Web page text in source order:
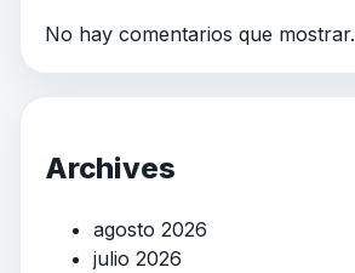
No hay comentarios que mostrar.
Archives
agosto 2026
julio 2026